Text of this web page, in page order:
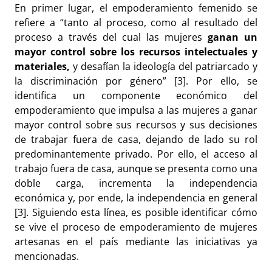
En primer lugar, el empoderamiento femenido se
refiere a “tanto al proceso, como al resultado del
proceso a través del cual las mujeres ganan un
mayor control sobre los recursos intelectuales y
materiales, y desafían la ideología del patriarcado y
la discriminación por género” [3]. Por ello, se
identifica un componente económico del
empoderamiento que impulsa a las mujeres a ganar
mayor control sobre sus recursos y sus decisiones
de trabajar fuera de casa, dejando de lado su rol
predominantemente privado. Por ello, el acceso al
trabajo fuera de casa, aunque se presenta como una
doble carga, incrementa la independencia
económica y, por ende, la independencia en general
[3]. Siguiendo esta línea, es posible identificar cómo
se vive el proceso de empoderamiento de mujeres
artesanas en el país mediante las iniciativas ya
mencionadas.